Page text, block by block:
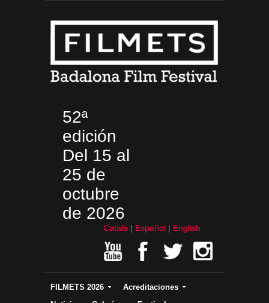
52ª
edición
Del 15 al
25 de
octubre
de 2026
Català Español English
FILMETS 2026
Acreditaciones